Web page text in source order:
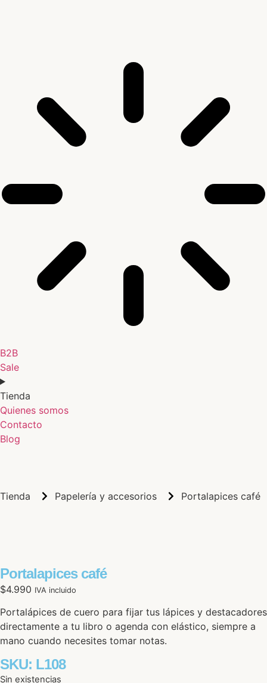
B2B
Sale
Tienda
Quienes somos
Contacto
Blog
Tienda Papelería y accesorios Portalapices café
Portalapices café
$4.990 IVA incluido
Portalápices de cuero para fijar tus lápices y destacadores
directamente a tu libro o agenda con elástico, siempre a
mano cuando necesites tomar notas.
SKU: L108
Sin existencias